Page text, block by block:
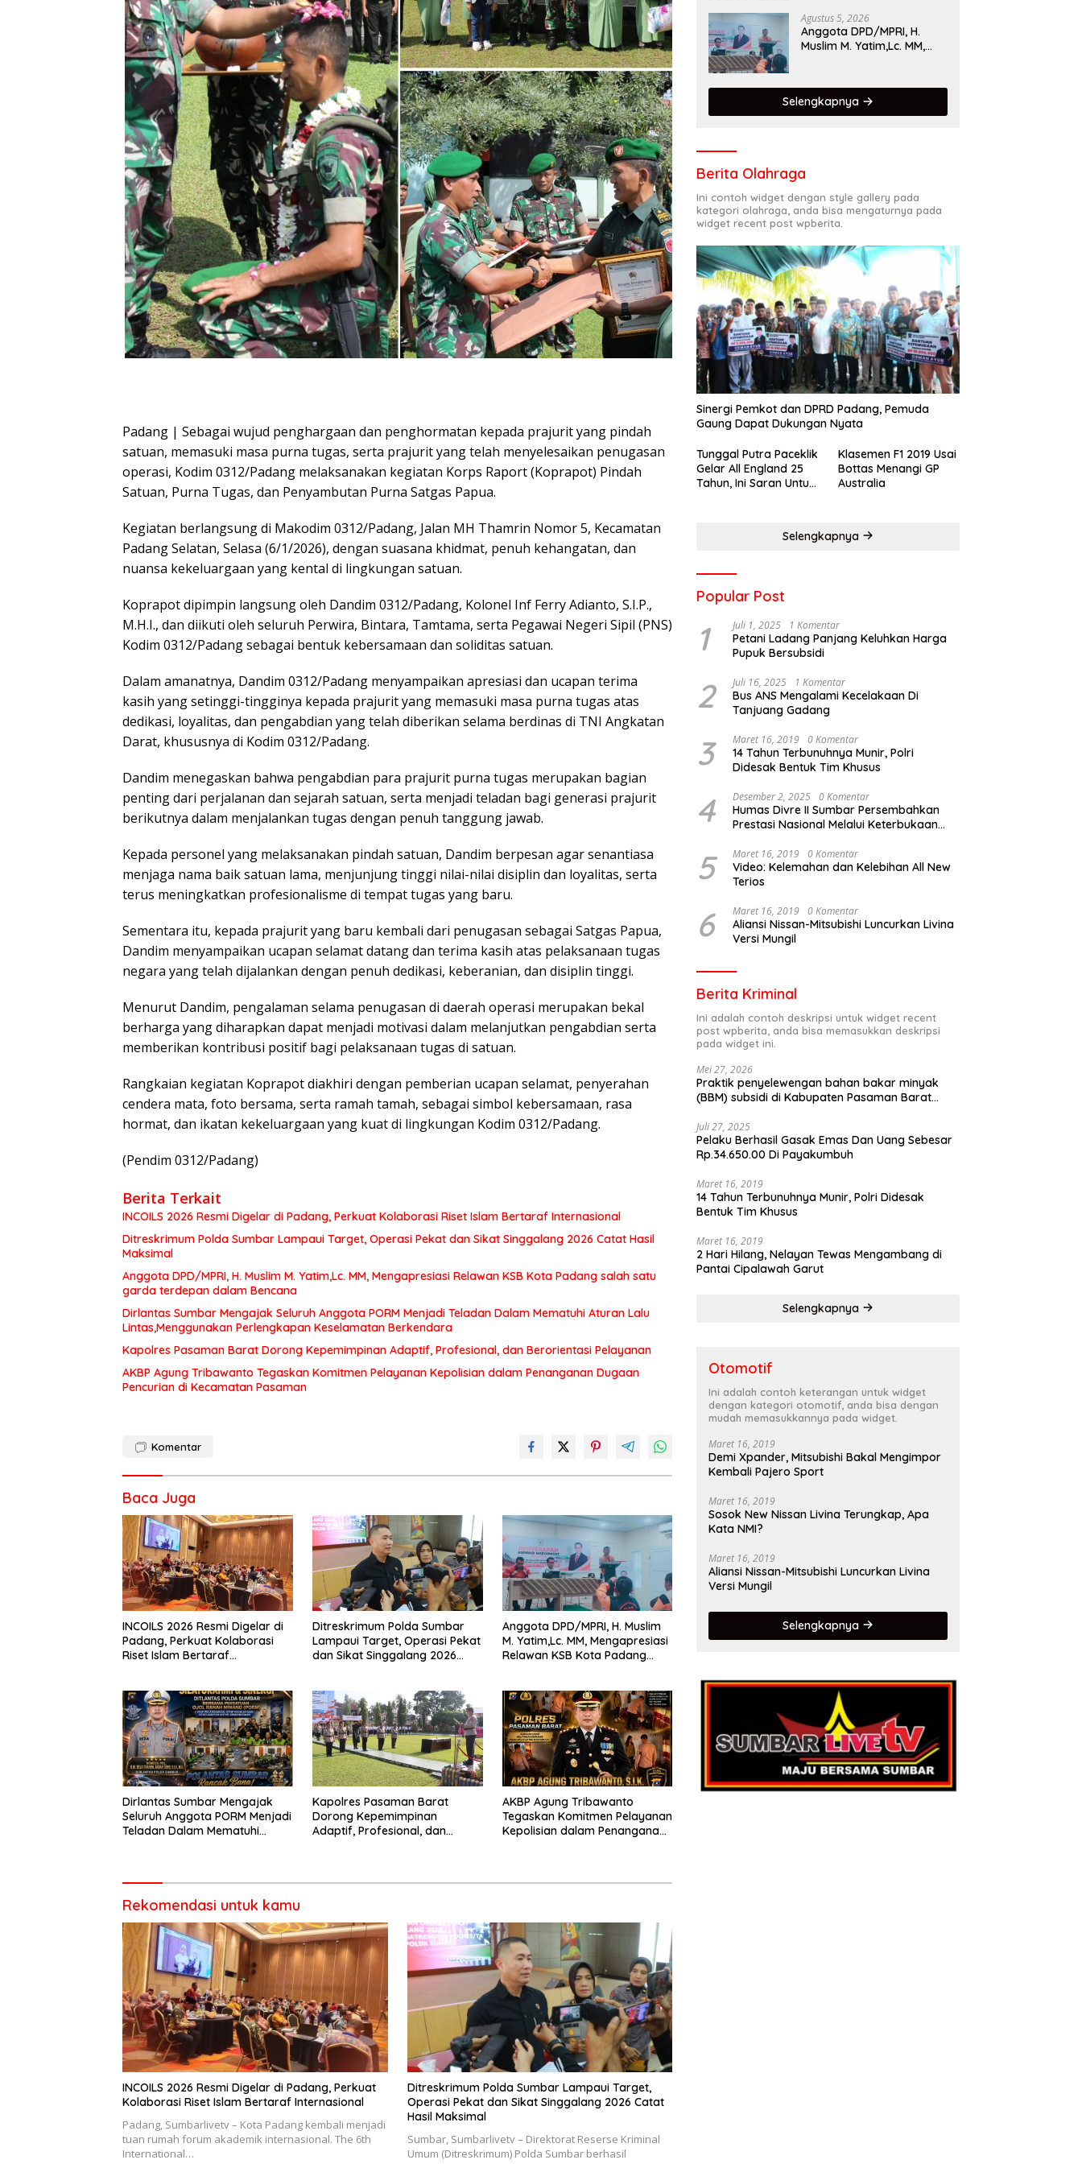
Padang | Sebagai wujud penghargaan dan penghormatan kepada prajurit yang pindah
satuan, memasuki masa purna tugas, serta prajurit yang telah menyelesaikan penugasan
operasi, Kodim 0312/Padang melaksanakan kegiatan Korps Raport (Koprapot) Pindah
Satuan, Purna Tugas, dan Penyambutan Purna Satgas Papua.
Kegiatan berlangsung di Makodim 0312/Padang, Jalan MH Thamrin Nomor 5, Kecamatan
Padang Selatan, Selasa (6/1/2026), dengan suasana khidmat, penuh kehangatan, dan
nuansa kekeluargaan yang kental di lingkungan satuan.
Koprapot dipimpin langsung oleh Dandim 0312/Padang, Kolonel Inf Ferry Adianto, S.I.P.,
M.H.I., dan diikuti oleh seluruh Perwira, Bintara, Tamtama, serta Pegawai Negeri Sipil (PNS)
Kodim 0312/Padang sebagai bentuk kebersamaan dan soliditas satuan.
Dalam amanatnya, Dandim 0312/Padang menyampaikan apresiasi dan ucapan terima
kasih yang setinggi-tingginya kepada prajurit yang memasuki masa purna tugas atas
dedikasi, loyalitas, dan pengabdian yang telah diberikan selama berdinas di TNI Angkatan
Darat, khususnya di Kodim 0312/Padang.
Dandim menegaskan bahwa pengabdian para prajurit purna tugas merupakan bagian
penting dari perjalanan dan sejarah satuan, serta menjadi teladan bagi generasi prajurit
berikutnya dalam menjalankan tugas dengan penuh tanggung jawab.
Kepada personel yang melaksanakan pindah satuan, Dandim berpesan agar senantiasa
menjaga nama baik satuan lama, menjunjung tinggi nilai-nilai disiplin dan loyalitas, serta
terus meningkatkan profesionalisme di tempat tugas yang baru.
Sementara itu, kepada prajurit yang baru kembali dari penugasan sebagai Satgas Papua,
Dandim menyampaikan ucapan selamat datang dan terima kasih atas pelaksanaan tugas
negara yang telah dijalankan dengan penuh dedikasi, keberanian, dan disiplin tinggi.
Menurut Dandim, pengalaman selama penugasan di daerah operasi merupakan bekal
berharga yang diharapkan dapat menjadi motivasi dalam melanjutkan pengabdian serta
memberikan kontribusi positif bagi pelaksanaan tugas di satuan.
Rangkaian kegiatan Koprapot diakhiri dengan pemberian ucapan selamat, penyerahan
cendera mata, foto bersama, serta ramah tamah, sebagai simbol kebersamaan, rasa
hormat, dan ikatan kekeluargaan yang kuat di lingkungan Kodim 0312/Padang.
(Pendim 0312/Padang)
Berita Terkait
INCOILS 2026 Resmi Digelar di Padang, Perkuat Kolaborasi Riset Islam Bertaraf Internasional
Ditreskrimum Polda Sumbar Lampaui Target, Operasi Pekat dan Sikat Singgalang 2026 Catat Hasil
Maksimal
Anggota DPD/MPRI, H. Muslim M. Yatim,Lc. MM, Mengapresiasi Relawan KSB Kota Padang salah satu
garda terdepan dalam Bencana
Dirlantas Sumbar Mengajak Seluruh Anggota PORM Menjadi Teladan Dalam Mematuhi Aturan Lalu
Lintas,Menggunakan Perlengkapan Keselamatan Berkendara
Kapolres Pasaman Barat Dorong Kepemimpinan Adaptif, Profesional, dan Berorientasi Pelayanan
AKBP Agung Tribawanto Tegaskan Komitmen Pelayanan Kepolisian dalam Penanganan Dugaan
Pencurian di Kecamatan Pasaman
Komentar
Baca Juga
INCOILS 2026 Resmi Digelar di
Padang, Perkuat Kolaborasi
Riset Islam Bertaraf
Ditreskrimum Polda Sumbar
Lampaui Target, Operasi Pekat
dan Sikat Singgalang 2026
Anggota DPD/MPRI, H. Muslim
M. Yatim,Lc. MM, Mengapresiasi
Relawan KSB Kota Padang
Dirlantas Sumbar Mengajak
Seluruh Anggota PORM Menjadi
Teladan Dalam Mematuhi
Berkendara
Kapolres Pasaman Barat
Dorong Kepemimpinan
Adaptif, Profesional, dan
AKBP Agung Tribawanto
Tegaskan Komitmen Pelayanan
Kepolisian dalam Penanganan
Rekomendasi untuk kamu
INCOILS 2026 Resmi Digelar di Padang, Perkuat
Kolaborasi Riset Islam Bertaraf Internasional
Padang, Sumbarlivetv – Kota Padang kembali menjadi
tuan rumah forum akademik internasional. The 6th
International…
Ditreskrimum Polda Sumbar Lampaui Target,
Operasi Pekat dan Sikat Singgalang 2026 Catat
Hasil Maksimal
Sumbar, Sumbarlivetv – Direktorat Reserse Kriminal
Umum (Ditreskrimum) Polda Sumbar berhasil
Hasil Maksimal
Agustus 5, 2026
Anggota DPD/MPRI, H.
Muslim M. Yatim,Lc. MM,
satu garda terdepan
dalam Bencana
Selengkapnya
Berita Olahraga
Ini contoh widget dengan style gallery pada
kategori olahraga, anda bisa mengaturnya pada
widget recent post wpberita.
Sinergi Pemkot dan DPRD Padang, Pemuda
Gaung Dapat Dukungan Nyata
Tunggal Putra Paceklik
Gelar All England 25
Tahun, Ini Saran Untuk
Klasemen F1 2019 Usai
Bottas Menangi GP
Australia
Selengkapnya
Popular Post
1 Juli 1, 2025 1 Komentar
Petani Ladang Panjang Keluhkan Harga
Pupuk Bersubsidi
2 Juli 16, 2025 1 Komentar
Bus ANS Mengalami Kecelakaan Di
Tanjuang Gadang
3 Maret 16, 2019 0 Komentar
14 Tahun Terbunuhnya Munir, Polri
Didesak Bentuk Tim Khusus
4 Desember 2, 2025 0 Komentar
Humas Divre II Sumbar Persembahkan
Prestasi Nasional Melalui Keterbukaan
5 Maret 16, 2019 0 Komentar
Video: Kelemahan dan Kelebihan All New
Terios
6 Maret 16, 2019 0 Komentar
Aliansi Nissan-Mitsubishi Luncurkan Livina
Versi Mungil
Berita Kriminal
Ini adalah contoh deskripsi untuk widget recent
post wpberita, anda bisa memasukkan deskripsi
pada widget ini.
Mei 27, 2026
Praktik penyelewengan bahan bakar minyak
(BBM) subsidi di Kabupaten Pasaman Barat
Juli 27, 2025
Pelaku Berhasil Gasak Emas Dan Uang Sebesar
Rp.34.650.00 Di Payakumbuh
Maret 16, 2019
14 Tahun Terbunuhnya Munir, Polri Didesak
Bentuk Tim Khusus
Maret 16, 2019
2 Hari Hilang, Nelayan Tewas Mengambang di
Pantai Cipalawah Garut
Selengkapnya
Otomotif
Ini adalah contoh keterangan untuk widget
dengan kategori otomotif, anda bisa dengan
mudah memasukkannya pada widget.
Maret 16, 2019
Demi Xpander, Mitsubishi Bakal Mengimpor
Kembali Pajero Sport
Maret 16, 2019
Sosok New Nissan Livina Terungkap, Apa
Kata NMI?
Maret 16, 2019
Aliansi Nissan-Mitsubishi Luncurkan Livina
Versi Mungil
Selengkapnya